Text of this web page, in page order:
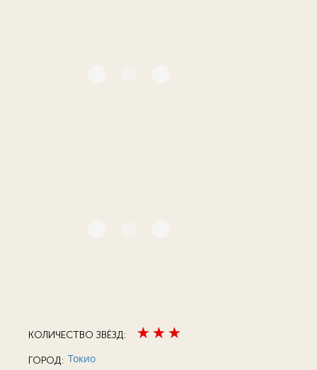
КОЛИЧЕСТВО ЗВЁЗД:
ГОРОД: Токио